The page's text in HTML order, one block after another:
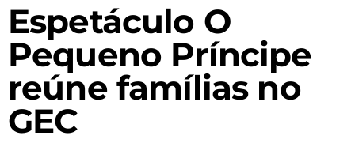
Espetáculo O
Pequeno Príncipe
reúne famílias no
GEC